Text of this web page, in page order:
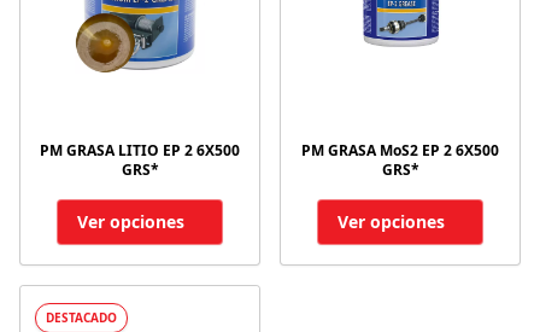
PM GRASA LITIO EP 2 6X500
GRS*
Ver opciones
PM GRASA MoS2 EP 2 6X500
GRS*
Ver opciones
DESTACADO